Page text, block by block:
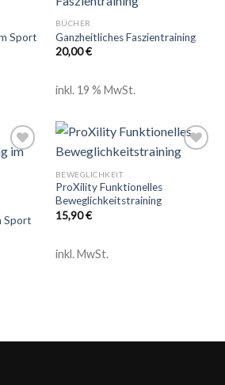
Sport
BÜCHER
Ganzheitliches Faszientraining
20,00€
inkl. 19 % MwSt.
Add to
Sport
Add to
BEWEGLICHKEIT
ProXility Funktionelles
Beweglichkeitstraining
15,90€
inkl. MwSt.